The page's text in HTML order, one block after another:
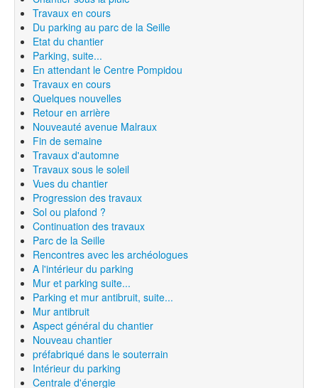
Travaux en cours
Du parking au parc de la Seille
Etat du chantier
Parking, suite...
En attendant le Centre Pompidou
Travaux en cours
Quelques nouvelles
Retour en arrière
Nouveauté avenue Malraux
Fin de semaine
Travaux d'automne
Travaux sous le soleil
Vues du chantier
Progression des travaux
Sol ou plafond ?
Continuation des travaux
Parc de la Seille
Rencontres avec les archéologues
A l'intérieur du parking
Mur et parking suite...
Parking et mur antibruit, suite...
Mur antibruit
Aspect général du chantier
Nouveau chantier
préfabriqué dans le souterrain
Intérieur du parking
Centrale d'énergie